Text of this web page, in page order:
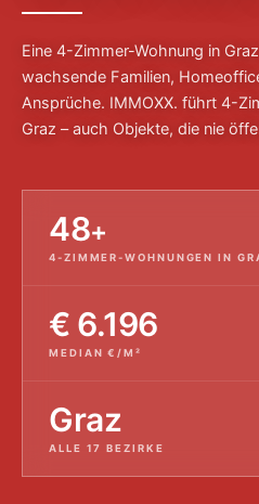
Eine 4-Zimmer-Wohnung in
wachsende Familien,
Ansprüche. IMMOXX. führt 4-
Graz – auch Objekte, die nie
48+
4-ZIMMER-WOHNUNGEN IN
€ 6.196
MEDIAN €/M²
Graz
ALLE 17 BEZIRKE